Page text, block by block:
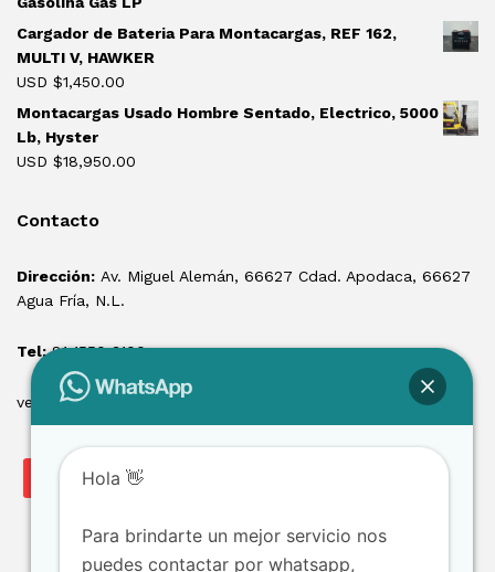
Cargador de Bateria Para Montacargas, REF 162,
MULTI V, HAWKER
USD $1,450.00
Montacargas Usado Hombre Sentado, Electrico, 5000
Lb, Hyster
USD $18,950.00
Contacto
Dirección: Av. Miguel Alemán, 66627 Cdad. Apodaca, 66627
Agua Fría, N.L.
Tel:81 1550 3100
ventas@losmontacargas.mx
Hola 👋
Para brindarte un mejor servicio nos
puedes contactar por whatsapp,